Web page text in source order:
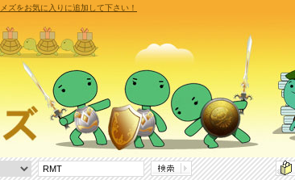
ズをお気に入りに追加して下さい！